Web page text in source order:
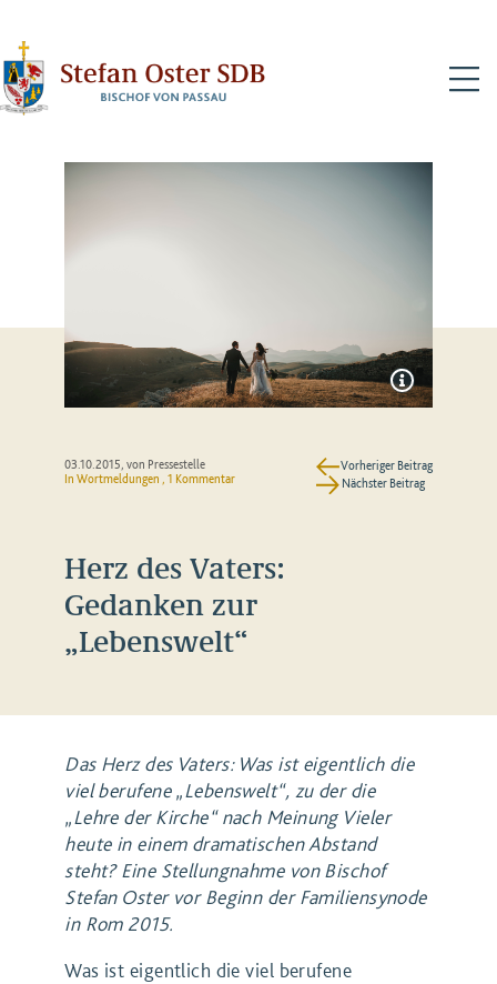
03.10.2015, von Pressestelle
InWortmeldungen , 1 Kommentar
Vorheriger Beitrag
Nächster Beitrag
Herz des Vaters:
Gedanken zur
„Lebenswelt“
Das Herz des Vaters: Was ist eigentlich die
viel berufene „Lebenswelt“, zu der die
„Lehre der Kirche“ nach Meinung Vieler
heute in einem dramatischen Abstand
steht? Eine Stellungnahme von Bischof
Stefan Oster vor Beginn der Familiensynode
in Rom 2015.
Was ist eigentlich die viel berufene